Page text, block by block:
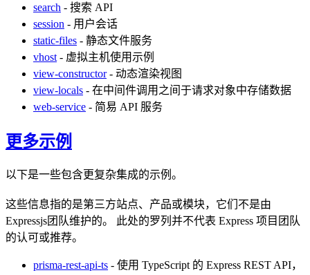
search - 搜索 API
session - 用户会话
static-files - 静态文件服务
vhost - 虚拟主机使用示例
view-constructor- 动态渲染视图
view-locals - 在中间件调用之间于请求对象中存储数据
web-service - 简易 API 服务
更多示例
以下是一些包含更复杂集成的示例。
这些信息指的是第三方站点、产品或模块，它们不是由
Expressjs团队维护的。 此处的罗列并不代表 Express 项目团队
的认可或推荐。
prisma-rest-api-ts - 使用 TypeScript 的 Express REST API，